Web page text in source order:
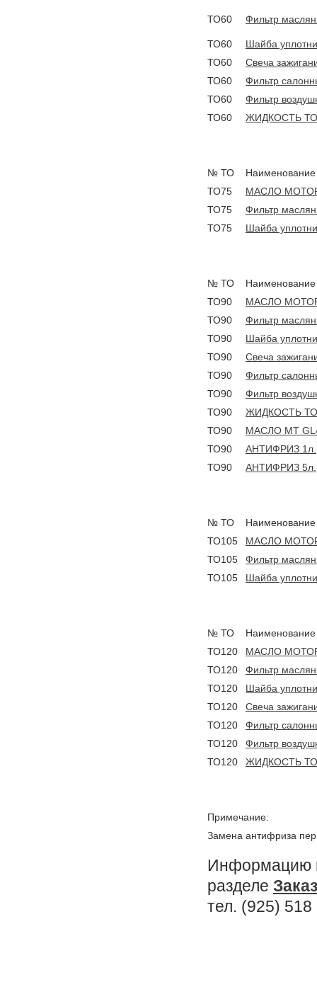
ТО60 Фильтр
ТО60
Шайба
ТО60
Свеча
ТО60
Фильтр
ТО60
Фильтр
ТО60
ЖИДКОСТЬ
№ ТО
Наименование
ТО75
МАСЛО
ТО75
Фильтр
ТО75
Шайба
№ ТО
Наименование
ТО90
МАСЛО
ТО90
Фильтр
ТО90
Шайба
ТО90
Свеча
ТО90
Фильтр
ТО90
Фильтр
ТО90
ЖИДКОСТЬ
ТО90
МАСЛО MT
ТО90
АНТИФРИЗ 1л.
ТО90
АНТИФРИЗ 5л.
№ ТО
Наименование
ТО105
МАСЛО
ТО105
Фильтр
ТО105
Шайба
№ ТО
Наименование
ТО120
МАСЛО
ТО120
Фильтр
ТО120
Шайба
ТО120
Свеча
ТО120
Фильтр
ТО120
Фильтр
ТО120
ЖИДКОСТЬ
Примечание:
Замена антифриза
Информацию
разделе
тел. (925) 518